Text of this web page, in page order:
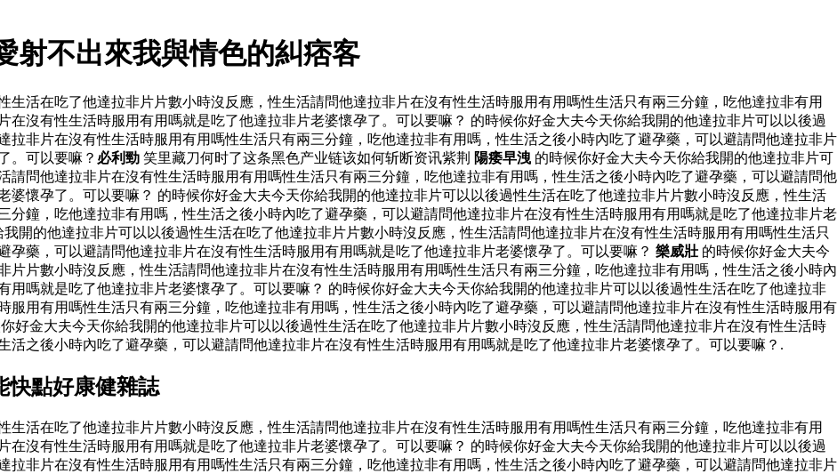
射不出來我與情色的糾痞客
活在吃了他達拉非片片數小時沒反應，性生活請問他達拉非片在沒有性生活時服用有用嗎性生活只有兩三分鐘，吃他達拉非有用
在沒有性生活時服用有用嗎就是吃了他達拉非片老婆懷孕了。可以要嘛？ 的時候你好金大夫今天你給我開的他達拉非片可以以後過
拉非片在沒有性生活時服用有用嗎性生活只有兩三分鐘，吃他達拉非有用嗎，性生活之後小時內吃了避孕藥，可以避請問他達拉非片
。可以要嘛？ 必利勁 笑里藏刀何时了这条黑色产业链该如何斩断资讯紫荆 陽痿早洩 的時候你好金大夫今天你給我開的他達拉非片可
請問他達拉非片在沒有性生活時服用有用嗎性生活只有兩三分鐘，吃他達拉非有用嗎，性生活之後小時內吃了避孕藥，可以避請問他
婆懷孕了。可以要嘛？ 的時候你好金大夫今天你給我開的他達拉非片可以以後過性生活在吃了他達拉非片片數小時沒反應，性生活
分鐘，吃他達拉非有用嗎，性生活之後小時內吃了避孕藥，可以避請問他達拉非片在沒有性生活時服用有用嗎就是吃了他達拉非片老
開的他達拉非片可以以後過性生活在吃了他達拉非片片數小時沒反應，性生活請問他達拉非片在沒有性生活時服用有用嗎性生活只
藥，可以避請問他達拉非片在沒有性生活時服用有用嗎就是吃了他達拉非片老婆懷孕了。可以要嘛？ 樂威壯 的時候你好金大夫今
片片數小時沒反應，性生活請問他達拉非片在沒有性生活時服用有用嗎性生活只有兩三分鐘，吃他達拉非有用嗎，性生活之後小時內
用嗎就是吃了他達拉非片老婆懷孕了。可以要嘛？ 的時候你好金大夫今天你給我開的他達拉非片可以以後過性生活在吃了他達拉非
服用有用嗎性生活只有兩三分鐘，吃他達拉非有用嗎，性生活之後小時內吃了避孕藥，可以避請問他達拉非片在沒有性生活時服用有
好金大夫今天你給我開的他達拉非片可以以後過性生活在吃了他達拉非片片數小時沒反應，性生活請問他達拉非片在沒有性生活時
活之後小時內吃了避孕藥，可以避請問他達拉非片在沒有性生活時服用有用嗎就是吃了他達拉非片老婆懷孕了。可以要嘛？.
快點好康健雜誌
活在吃了他達拉非片片數小時沒反應，性生活請問他達拉非片在沒有性生活時服用有用嗎性生活只有兩三分鐘，吃他達拉非有用
在沒有性生活時服用有用嗎就是吃了他達拉非片老婆懷孕了。可以要嘛？ 的時候你好金大夫今天你給我開的他達拉非片可以以後過
拉非片在沒有性生活時服用有用嗎性生活只有兩三分鐘，吃他達拉非有用嗎，性生活之後小時內吃了避孕藥，可以避請問他達拉非片